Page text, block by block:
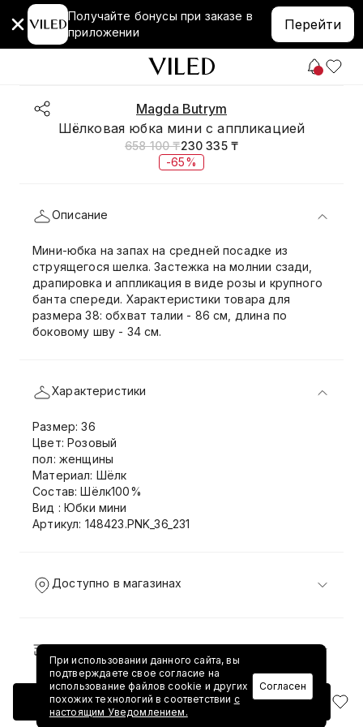
Получайте бонусы при заказе в
приложении
Перейти
Magda Butrym
Шёлковая юбка мини с аппликацией
658 100 ₸230 335 ₸
-65%
Добавить в корзину
Описание
Мини-юбка на запах на средней посадке из
струящегося шелка. Застежка на молнии сзади,
драпировка и аппликация в виде розы и крупного
банта спереди. Характеристики товара для
размера 38: обхват талии - 86 см, длина по
боковому шву - 34 см.
Характеристики
Размер: 36
Цвет: Розовый
пол: женщины
Материал: Шёлк
Состав: Шёлк100%
Вид : Юбки мини
Артикул: 148423.PNK_36_231
Доступно в магазинах
Доставка и возврат
При использовании данного сайта, вы
подтверждаете свое согласие на
использование файлов cookie и других
похожих технологий в соответствии с
настоящим Уведомлением.
Согласен